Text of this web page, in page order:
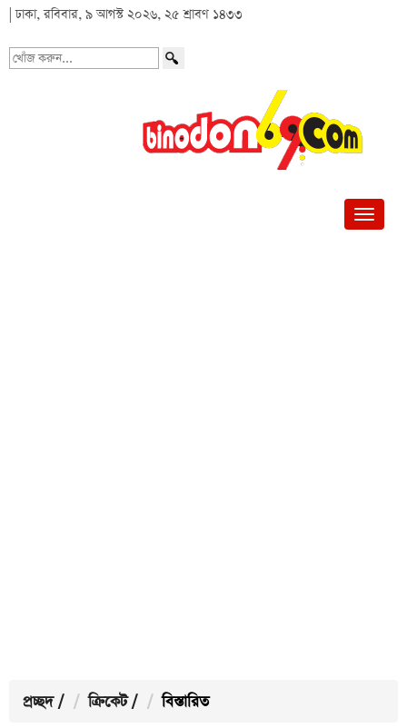
| ঢাকা, রবিবার, ৯ আগস্ট ২০২৬, ২৫ শ্রাবণ ১৪৩৩
খোঁজ
প্রচ্ছদ / ক্রিকেট / বিস্তারিত